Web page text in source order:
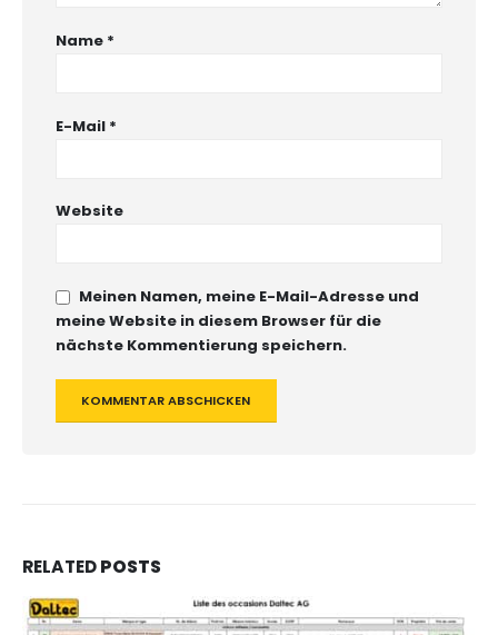
Name *
E-Mail *
Website
Meinen Namen, meine E-Mail-Adresse und
meine Website in diesem Browser für die
nächste Kommentierung speichern.
RELATEDPOSTS